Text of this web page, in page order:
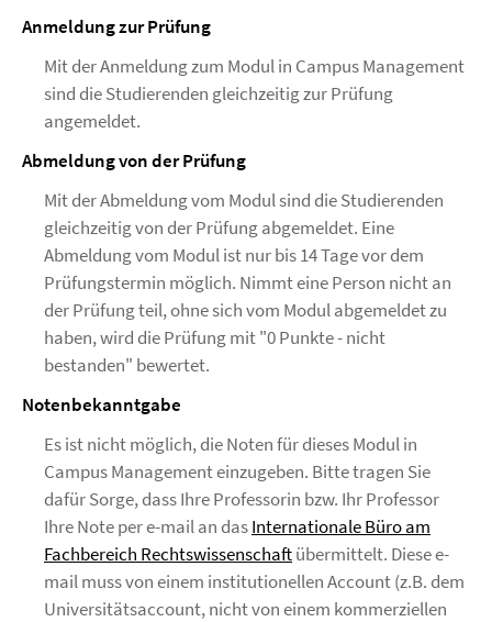
Anmeldung zur Prüfung
Mit der Anmeldung zum Modul in Campus Management
sind die Studierenden gleichzeitig zur Prüfung
angemeldet.
Abmeldung von der Prüfung
Mit der Abmeldung vom Modul sind die Studierenden
gleichzeitig von der Prüfung abgemeldet. Eine
Abmeldung vom Modul ist nur bis 14 Tage vor dem
Prüfungstermin möglich. Nimmt eine Person nicht an
der Prüfung teil, ohne sich vom Modul abgemeldet zu
haben, wird die Prüfung mit "0 Punkte - nicht
bestanden" bewertet.
Notenbekanntgabe
Es ist nicht möglich, die Noten für dieses Modul in
Campus Management einzugeben. Bitte tragen Sie
dafür Sorge, dass Ihre Professorin bzw. Ihr Professor
Ihre Note per e-mail an dasInternationale Büro am
Fachbereich Rechtswissenschaftübermittelt. Diese e-
mail muss von einem institutionellen Account (z.B. dem
Universitätsaccount, nicht von einem kommerziellen